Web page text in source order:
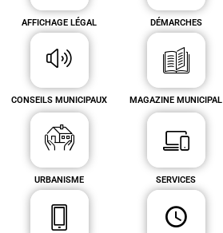
AFFICHAGE LÉGAL
CONSEILS MUNICIPAUX
DÉMARCHES
MAGAZINE MUNICIPAL
URBANISME
SERVICES